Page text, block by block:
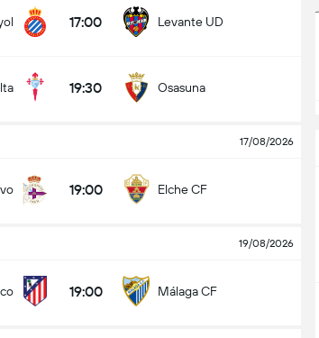
17:00 Levante UD
19:30 Osasuna
17/08/2026
19:00 Elche CF
19/08/2026
19:00 Málaga CF